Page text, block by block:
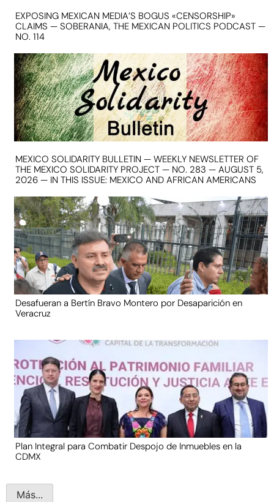
EXPOSING MEXICAN MEDIA’S BOGUS «CENSORSHIP»
CLAIMS — SOBERANIA, THE MEXICAN POLITICS PODCAST —
NO. 114
MEXICO SOLIDARITY BULLETIN — WEEKLY NEWSLETTER OF
THE MEXICO SOLIDARITY PROJECT — NO. 283 — AUGUST 5,
2026 — IN THIS ISSUE: MEXICO AND AFRICAN AMERICANS
Desafueran a Bertín Bravo Montero por Desaparición en
Veracruz
Plan Integral para Combatir Despojo de Inmuebles en la
CDMX
Más...